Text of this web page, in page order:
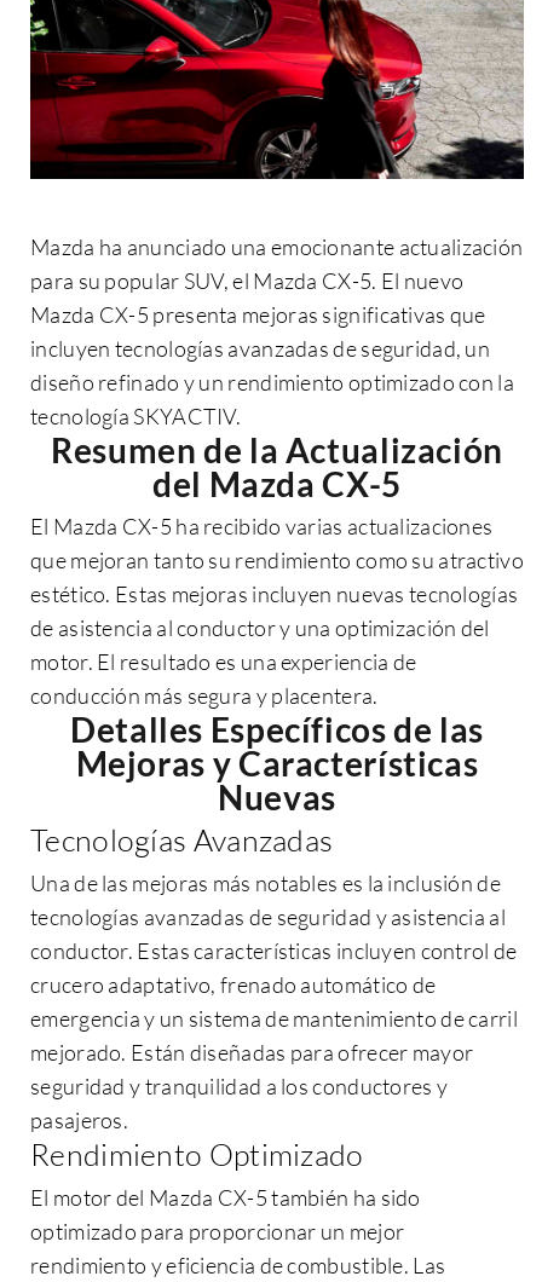
Mazda ha anunciado una emocionante actualización
para su popular SUV, el Mazda CX-5. El nuevo
Mazda CX-5 presenta mejoras significativas que
incluyen tecnologías avanzadas de seguridad, un
diseño refinado y un rendimiento optimizado con la
tecnología SKYACTIV.
Resumen de la Actualización
del Mazda CX-5
El Mazda CX-5 ha recibido varias actualizaciones
que mejoran tanto su rendimiento como su atractivo
estético. Estas mejoras incluyen nuevas tecnologías
de asistencia al conductor y una optimización del
motor. El resultado es una experiencia de
conducción más segura y placentera.
Detalles Específicos de las
Mejoras y Características
Nuevas
Tecnologías Avanzadas
Una de las mejoras más notables es la inclusión de
tecnologías avanzadas de seguridad y asistencia al
conductor. Estas características incluyen control de
crucero adaptativo, frenado automático de
emergencia y un sistema de mantenimiento de carril
mejorado. Están diseñadas para ofrecer mayor
seguridad y tranquilidad a los conductores y
pasajeros.
Rendimiento Optimizado
El motor del Mazda CX-5 también ha sido
optimizado para proporcionar un mejor
rendimiento y eficiencia de combustible. Las